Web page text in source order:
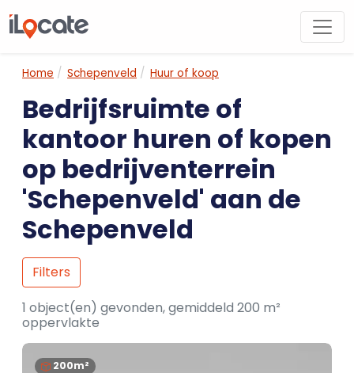
Home Schepenveld Huur of koop
Bedrijfsruimte of
kantoor huren of kopen
op bedrijventerrein
'Schepenveld' aan de
Schepenveld
Filters
1 object(en) gevonden, gemiddeld 200 m²
oppervlakte
200m²